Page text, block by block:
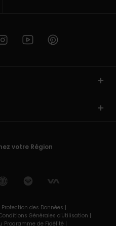
votre Région
Protection des Données |
Générales d'Utilisation |
Programme de Fidélité |